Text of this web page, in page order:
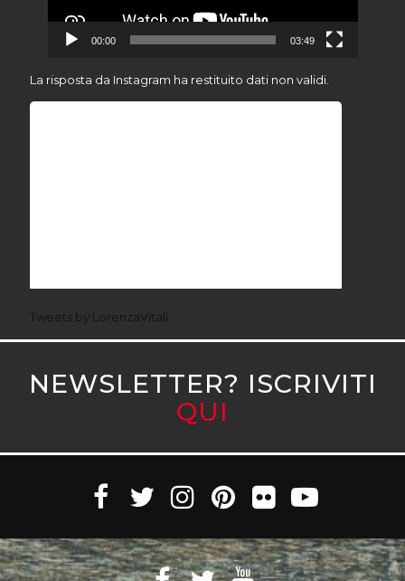
00:00 03:49
La risposta da Instagram ha restituito dati non validi.
Tweets by LorenzaVitali
NEWSLETTER? ISCRIVITI
QUI